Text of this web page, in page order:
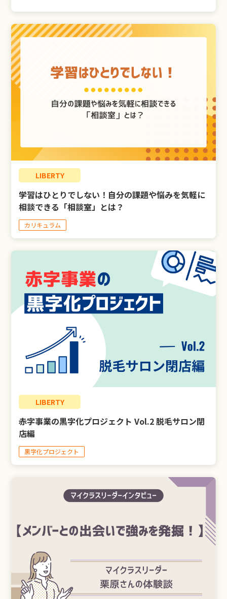
LIBERTY
学習はひとりでしない！自分の課題や悩みを気軽に
相談できる「相談室」とは？
カリキュラム
LIBERTY
赤字事業の黒字化プロジェクト Vol.2 脱毛サロン閉
店編
黒字化プロジェクト